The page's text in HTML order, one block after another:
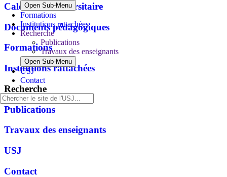
Open Sub-Menu
Formations
Institutions rattachées
Recherche
Publications
Travaux des enseignants
Open Sub-Menu
USJ
Contact
Calendrier universitaire
Documents pédagogiques
Formations
Institutions rattachées
Recherche
Publications
Travaux des enseignants
USJ
Contact